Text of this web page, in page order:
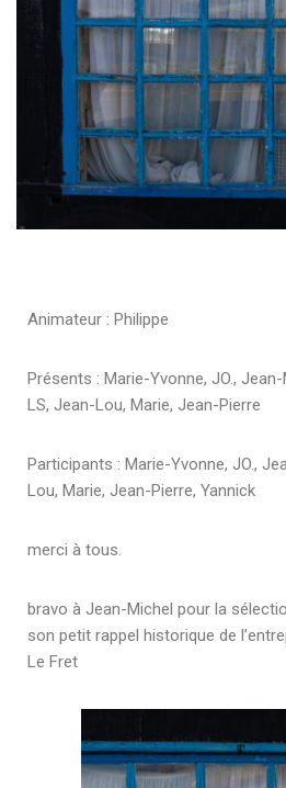
Animateur : Philippe
Présents : Marie-Yvonne, JO.,
LS, Jean-Lou, Marie, Jean-Pierre
Participants : Marie-Yvonne, JO.,
Lou, Marie, Jean-Pierre, Yannick
merci à tous.
bravo à Jean-Michel pour la
son petit rappel historique de
Le Fret